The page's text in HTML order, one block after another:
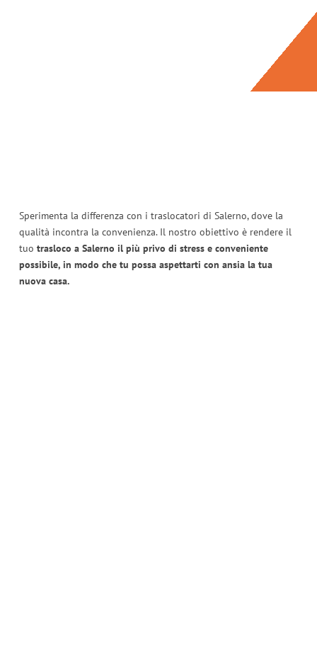
Sperimenta la differenza con i traslocatori di Salerno, dove la
qualità incontra la convenienza. Il nostro obiettivo è rendere il
tuo trasloco a Salerno il più privo di stress e conveniente
possibile, in modo che tu possa aspettarti con ansia la tua
nuova casa.